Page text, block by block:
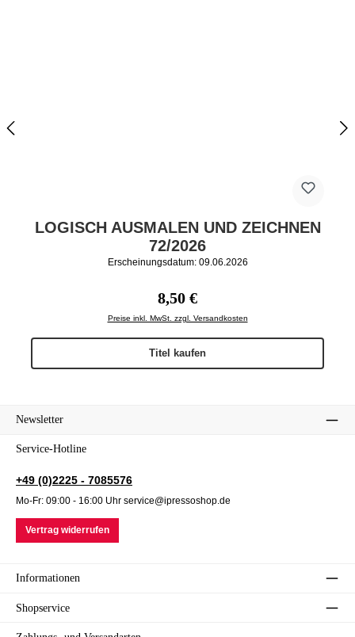
LOGISCH AUSMALEN UND ZEICHNEN
72/2026
Erscheinungsdatum: 09.06.2026
Regulärer Preis:
8,50 €
Preise inkl. MwSt. zzgl. Versandkosten
Titel kaufen
Newsletter
Service-Hotline
+49 (0)2225 - 7085576
Mo-Fr: 09:00 - 16:00 Uhr service@ipressoshop.de
Vertrag widerrufen
Informationen
Shopservice